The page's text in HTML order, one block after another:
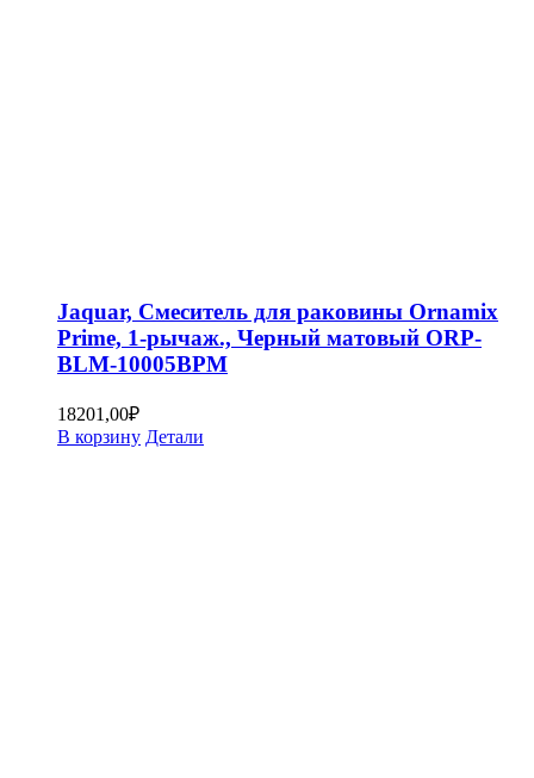
Jaquar, Смеситель для раковины Ornamix
Prime, 1-рычаж., Черный матовый ORP-
BLM-10005BPM
18201,00₽
В корзину Детали